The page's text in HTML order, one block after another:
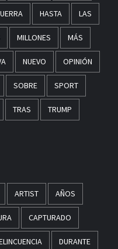
HASTA LAS
MILLONES MÁS
NUEVO OPINIÓN
SOBRE SPORT
TRAS TRUMP
ARTIST AÑOS
CAPTURADO
DURANTE